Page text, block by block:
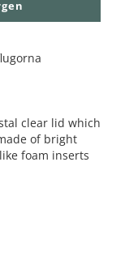
clear lid which
of bright
foam inserts